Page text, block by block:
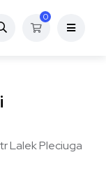
0
Lalek Pleciuga